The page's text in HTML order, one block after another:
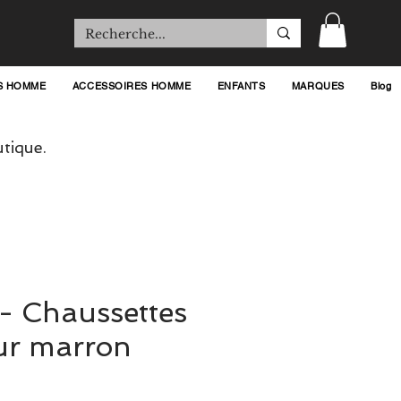
HOMME ACCESSOIRES HOMME ENFANTS MARQUES Blog
Chaussettes
marron